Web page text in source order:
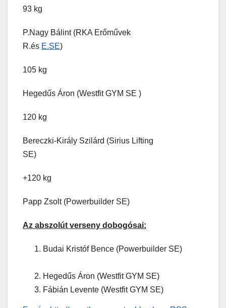
93 kg
P.Nagy Bálint (RKA Erőművek
R.és E.SE)
105 kg
Hegedűs Áron (Westfit GYM SE )
120 kg
Bereczki-Király Szilárd (Sirius Lifting
SE)
+120 kg
Papp Zsolt (Powerbuilder SE)
Az abszolút verseny dobogósai:
Budai Kristóf Bence (Powerbuilder SE)
Hegedűs Áron (Westfit GYM SE)
Fábián Levente (Westfit GYM SE)